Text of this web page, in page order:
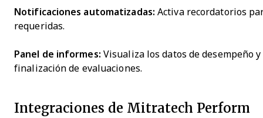
Notificaciones automatizadas: Activa recordatorios
requeridas.
Panel de informes: Visualiza los datos de desempeño
finalización de evaluaciones.
Integraciones de Mitratech Perform